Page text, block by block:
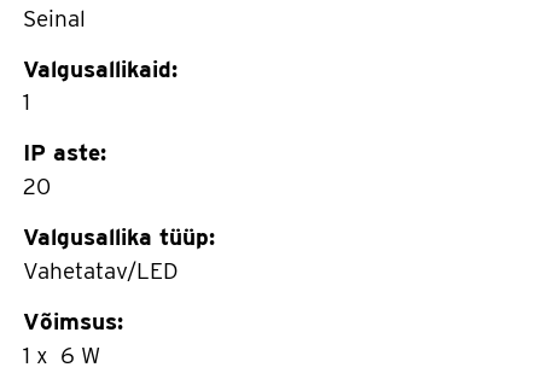
Seinal
Valgusallikaid:
1
IP aste:
20
Valgusallika tüüp:
Vahetatav/LED
Võimsus:
1 x 6 W